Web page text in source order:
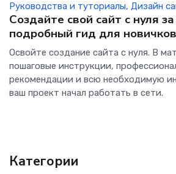
Руководства и туториалы, Дизайн
Создайте свой сайт с нуля
подробный гид для новичков
Освойте создание сайта с нуля. В
пошаговые инструкции,
рекомендации и всю необходимую
ваш проект начал работать в сети.
Категории